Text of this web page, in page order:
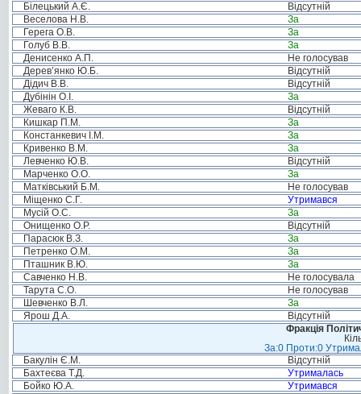
Білецький А.Є.
Відсутній
Веселова Н.В.
За
Герега О.В.
За
Голуб В.В.
За
Денисенко А.П.
Не голосував
Дерев’янко Ю.Б.
Відсутній
Дідич В.В.
Відсутній
Дубінін О.І.
За
Жеваго К.В.
Відсутній
Кишкар П.М.
За
Констанкевич І.М.
За
Кривенко В.М.
За
Левченко Ю.В.
Відсутній
Марченко О.О.
За
Матківський Б.М.
Не голосував
Міщенко С.Г.
Утримався
Мусій О.С.
За
Онищенко О.Р.
Відсутній
Парасюк В.З.
За
Петренко О.М.
За
Пташник В.Ю.
За
Савченко Н.В.
Не голосувала
Тарута С.О.
Не голосував
Шевченко В.Л.
За
Ярош Д.А.
Відсутній
Фракція
За:0 Проти:0
Бакулін Є.М.
Відсутній
Бахтеєва Т.Д.
Утрималась
Бойко Ю.А.
Утримався